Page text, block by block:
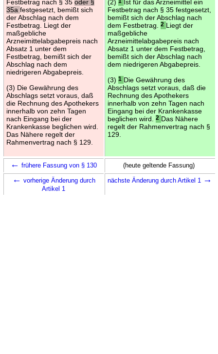
Festbetrag nach § 35 oder §
35a festgesetzt, bemißt sich
der Abschlag nach dem
Festbetrag. Liegt der
maßgebliche
Arzneimittelabgabepreis nach
Absatz 1 unter dem
Festbetrag, bemißt sich der
Abschlag nach dem
niedrigeren Abgabepreis.
(3) Die Gewährung des
Abschlags setzt voraus, daß
die Rechnung des Apothekers
innerhalb von zehn Tagen
nach Eingang bei der
Krankenkasse beglichen wird.
Das Nähere regelt der
Rahmenvertrag nach § 129.
(2)
Ist für das Arzneimittel ein
Festbetrag nach § 35 festgesetzt,
bemißt sich der Abschlag nach
dem Festbetrag.
2 Liegt der
maßgebliche
Arzneimittelabgabepreis nach
Absatz 1 unter dem Festbetrag,
bemißt sich der Abschlag nach
dem niedrigeren Abgabepreis.
(3) 1 Die Gewährung des
Abschlags setzt voraus, daß die
Rechnung des Apothekers
innerhalb von zehn Tagen nach
Eingang bei der Krankenkasse
beglichen wird.
2 Das Nähere
regelt der Rahmenvertrag nach §
129.
← frühere Fassung von § 130 (heute geltende Fassung)
← vorherige Änderung durch
Artikel 1
nächste Änderung durch Artikel 1 →